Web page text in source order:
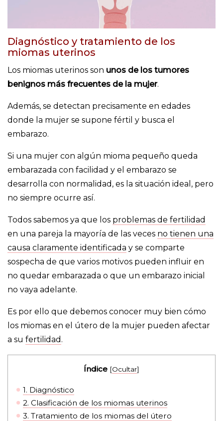
Diagnóstico y tratamiento de los
miomas uterinos
Los miomas uterinos son unos de los tumores
benignos más frecuentes de la mujer.
Además, se detectan precisamente en edades
donde la mujer se supone fértil y busca el
embarazo.
Si una mujer con algún mioma pequeño queda
embarazada con facilidad y el embarazo se
desarrolla con normalidad, es la situación ideal, pero
no siempre ocurre así.
Todos sabemos ya que los problemas de fertilidad
en una pareja la mayoría de las veces no tienen una
causa claramente identificada y se comparte
sospecha de que varios motivos pueden influir en
no quedar embarazada o que un embarazo inicial
no vaya adelante.
Es por ello que debemos conocer muy bien cómo
los miomas en el útero de la mujer pueden afectar
a su fertilidad .
Índice [Ocultar]
1. Diagnóstico
2. Clasificación de los miomas uterinos
3. Tratamiento de los miomas del útero